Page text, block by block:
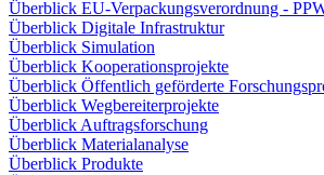
Überblick EU-Verpackungsverordnung -
Überblick Digitale Infrastruktur
Überblick Simulation
Überblick Kooperationsprojekte
Überblick Öffentlich geförderte
Überblick Wegbereiterprojekte
Überblick Auftragsforschung
Überblick Materialanalyse
Überblick Produkte